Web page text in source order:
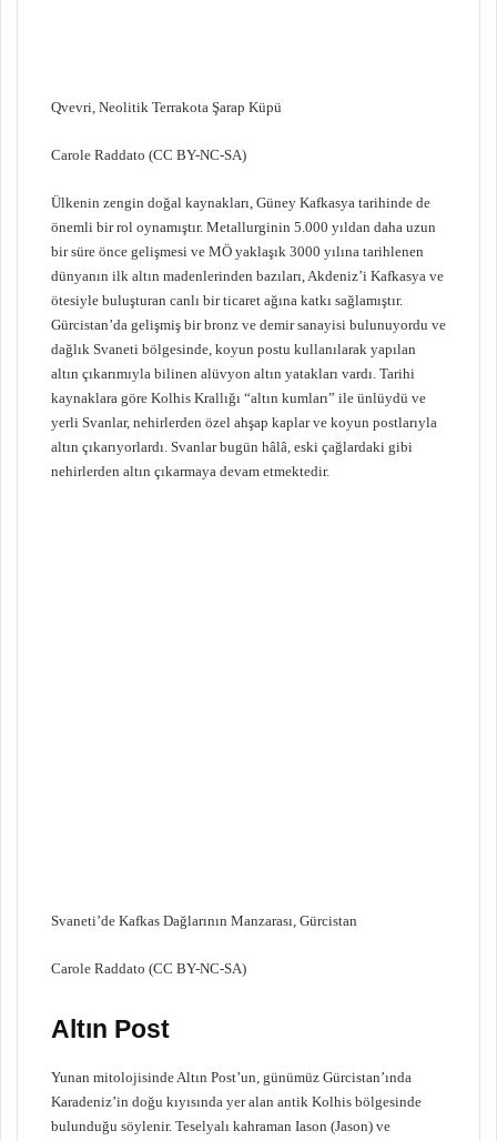
Qvevri, Neolitik Terrakota Şarap Küpü
Carole Raddato (CC BY-NC-SA)
Ülkenin zengin doğal kaynakları, Güney Kafkasya tarihinde de
önemli bir rol oynamıştır. Metallurginin 5.000 yıldan daha uzun
bir süre önce gelişmesi ve MÖ yaklaşık 3000 yılına tarihlenen
dünyanın ilk altın madenlerinden bazıları, Akdeniz’i Kafkasya ve
ötesiyle buluşturan canlı bir ticaret ağına katkı sağlamıştır.
Gürcistan’da gelişmiş bir bronz ve demir sanayisi bulunuyordu ve
dağlık Svaneti bölgesinde, koyun postu kullanılarak yapılan
altın çıkarımıyla bilinen alüvyon altın yatakları vardı. Tarihi
kaynaklara göre Kolhis Krallığı “altın kumları” ile ünlüydü ve
yerli Svanlar, nehirlerden özel ahşap kaplar ve koyun postlarıyla
altın çıkarıyorlardı. Svanlar bugün hâlâ, eski çağlardaki gibi
nehirlerden altın çıkarmaya devam etmektedir.
Svaneti’de Kafkas Dağlarının Manzarası, Gürcistan
Carole Raddato (CC BY-NC-SA)
Altın Post
Yunan mitolojisinde Altın Post’un, günümüz Gürcistan’ında
Karadeniz’in doğu kıyısında yer alan antik Kolhis bölgesinde
bulunduğu söylenir. Teselyalı kahraman Iason (Jason) ve